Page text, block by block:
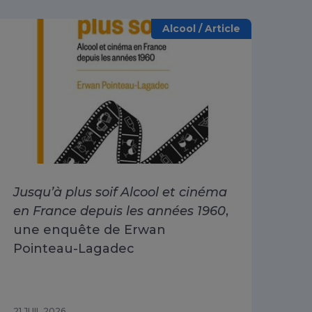
Alcool / Article
Jusqu’à plus soif Alcool et cinéma
en France depuis les années 1960,
une enquête de Erwan
Pointeau-Lagadec